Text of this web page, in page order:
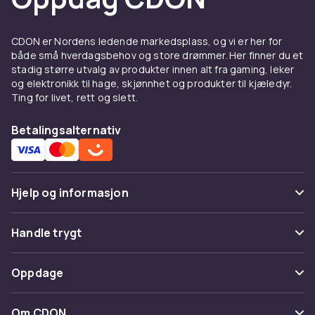
CDON er Nordens ledende markedsplass, og vi er her for
både små hverdagsbehov og store drømmer. Her finner du et
stadig større utvalg av produkter innen alt fra gaming, leker
og elektronikk til hage, skjønnhet og produkter til kjæledyr.
Ting for livet, rett og slett.
Betalingsalternativ
Hjelp og informasjon
Vanlige spørsmål
Spor pakke
Angre & returner her
Kontakt oss
Handle trygt
Betaling
Levering
Oppdage
Kategorier